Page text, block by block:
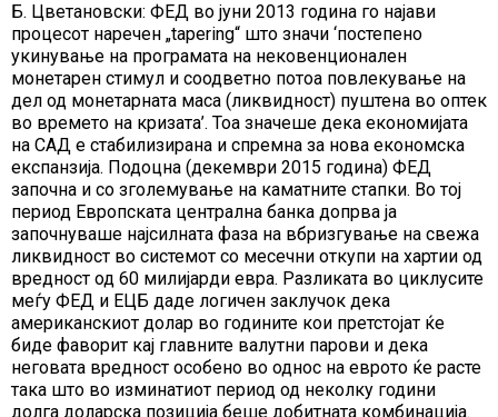
Б. Цветановски: ФЕД во јуни 2013 година го најави
процесот наречен „tapering“ што значи ‘постепено
укинување на програмата на нековенционален
монетарен стимул и соодветно потоа повлекување на
дел од монетарната маса (ликвидност) пуштена во оптек
во времето на кризата’. Тоа значеше дека економијата
на САД е стабилизирана и спремна за нова економска
експанзија. Подоцна (декември 2015 година) ФЕД
започна и со зголемување на каматните стапки. Во тој
период Европската централна банка допрва ја
започнуваше најсилната фаза на вбризгување на свежа
ликвидност во системот со месечни откупи на хартии од
вредност од 60 милијарди евра. Разликата во циклусите
меѓу ФЕД и ЕЦБ даде логичен заклучок дека
американскиот долар во годините кои претстојат ќе
биде фаворит кај главните валутни парови и дека
неговата вредност особено во однос на еврото ќе расте
така што во изминатиот период од неколку години
долга доларска позиција беше добитната комбинација.